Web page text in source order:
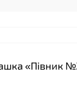
«Півник